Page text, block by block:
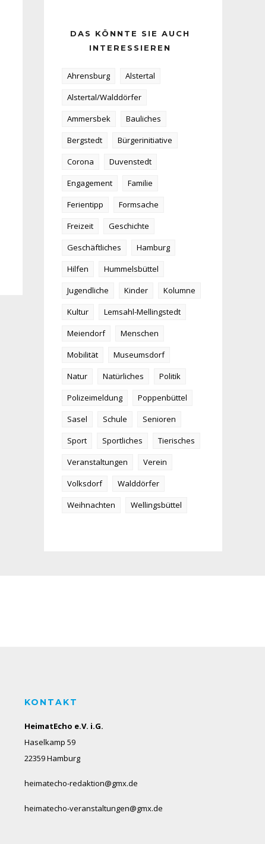
DAS KÖNNTE SIE AUCH
INTERESSIEREN
Ahrensburg
Alstertal
Alstertal/Walddörfer
Ammersbek
Bauliches
Bergstedt
Bürgerinitiative
Corona
Duvenstedt
Engagement
Familie
Ferientipp
Formsache
Freizeit
Geschichte
Geschäftliches
Hamburg
Hilfen
Hummelsbüttel
Jugendliche
Kinder
Kolumne
Kultur
Lemsahl-Mellingstedt
Meiendorf
Menschen
Mobilität
Museumsdorf
Natur
Natürliches
Politik
Polizeimeldung
Poppenbüttel
Sasel
Schule
Senioren
Sport
Sportliches
Tierisches
Veranstaltungen
Verein
Volksdorf
Walddörfer
Weihnachten
Wellingsbüttel
KONTAKT
HeimatEcho e.V. i.G.
Haselkamp 59
22359 Hamburg
heimatecho-redaktion@gmx.de
heimatecho-veranstaltungen@gmx.de